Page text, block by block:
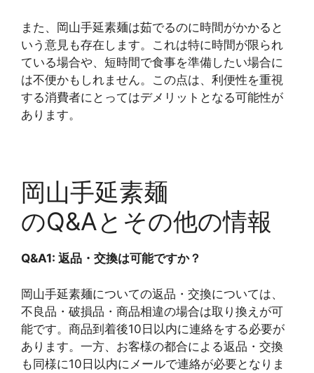
また、岡山手延素麺は茹でるのに時間がかかると
いう意見も存在します。これは特に時間が限られ
ている場合や、短時間で食事を準備したい場合に
は不便かもしれません。この点は、利便性を重視
する消費者にとってはデメリットとなる可能性が
あります。
岡山手延素麺
のQ&Aとその他の情報
Q&A1: 返品・交換は可能ですか？
岡山手延素麺についての返品・交換については、
不良品・破損品・商品相違の場合は取り換えが可
能です。商品到着後10日以内に連絡をする必要が
あります。一方、お客様の都合による返品・交換
も同様に10日以内にメールで連絡が必要となりま